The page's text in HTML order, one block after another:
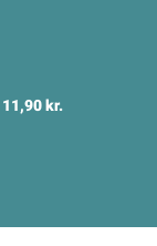
11,90 kr.